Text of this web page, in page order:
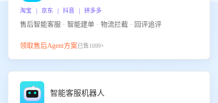
淘宝 | 京东 | 抖音 | 拼多多
售后智能客服 · 智能建单 · 物流拦截 · 回评追评
领取售后Agent方案已售1699+
智能客服机器人